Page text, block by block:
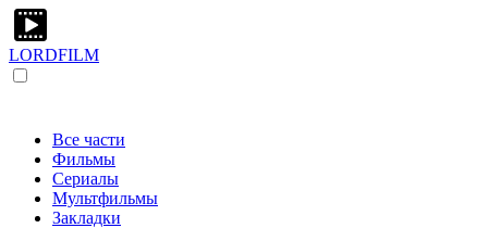
LORDFILM
Все части
Фильмы
Сериалы
Мультфильмы
Закладки